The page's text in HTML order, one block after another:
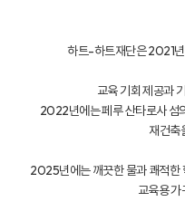
하트-하트재단은 2021
교육 기회 제공과
2022년에는 페루 산타로사 섬
재건축
2025년에는 깨끗한 물과 쾌적한
교육용